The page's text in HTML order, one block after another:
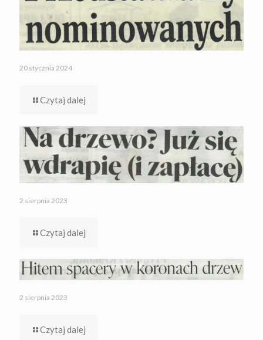
20 stycznia 2024
Czytaj dalej
2 sierpnia 2023
Czytaj dalej
2 sierpnia 2023
Czytaj dalej